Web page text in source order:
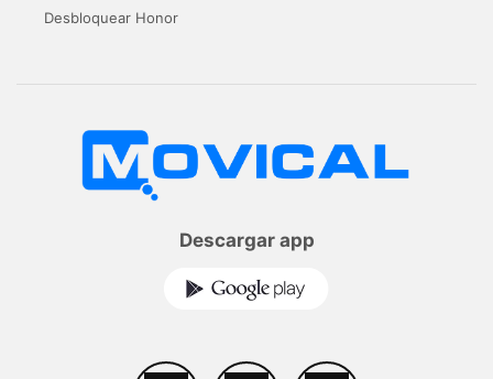
Desbloquear Honor
Descargar app